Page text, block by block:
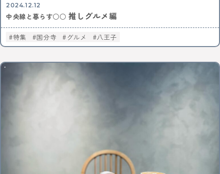
全ての記事をみる
2024.12.12
中央線と暮らす○○ 推しグルメ編
特集 国分寺 グルメ 八王子